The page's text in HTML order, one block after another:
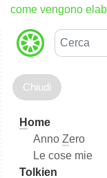
come vengono
C
e
c
Home
Anno Zero
Le cose mie
Tolkien